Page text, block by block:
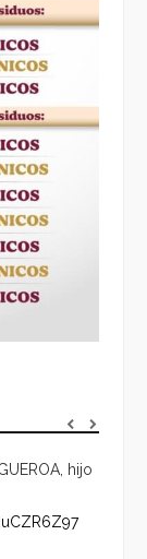
hijo